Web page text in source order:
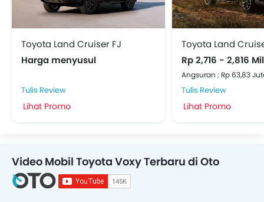
Toyota Land Cruiser FJ
Harga menyusul
Tulis Review
Lihat Promo
Toyota Land
Rp 2,716 - 2,816
Angsuran : Rp 63,83
Tulis Review
Lihat Promo
Video Mobil Toyota Voxy Terbaru di Oto